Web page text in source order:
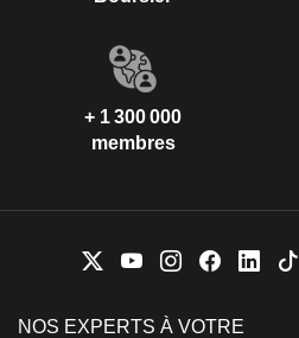
+ 1 300 000
membres
NOS EXPERTS À VOTRE